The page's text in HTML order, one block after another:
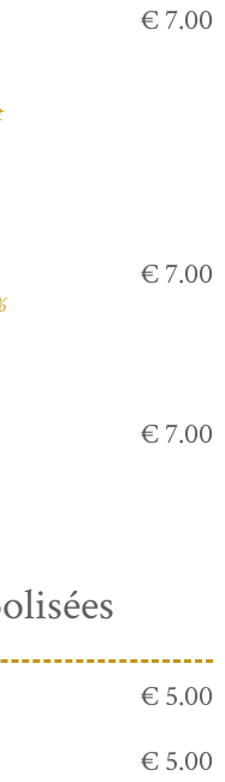
€ 7.00
€ 7.00
€ 7.00
€ 5.00
€ 5.00